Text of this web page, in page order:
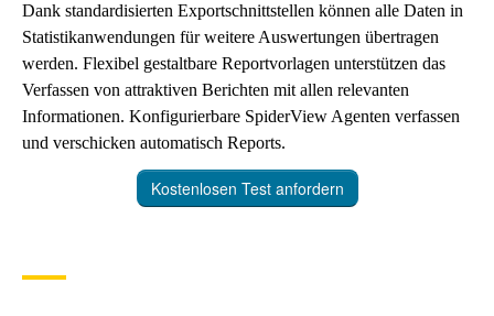
Dank standardisierten Exportschnittstellen können alle Daten in
Statistikanwendungen für weitere Auswertungen übertragen
werden. Flexibel gestaltbare Reportvorlagen unterstützen das
Verfassen von attraktiven Berichten mit allen relevanten
Informationen. Konfigurierbare SpiderView Agenten verfassen
und verschicken automatisch Reports.
Kostenlosen Test anfordern